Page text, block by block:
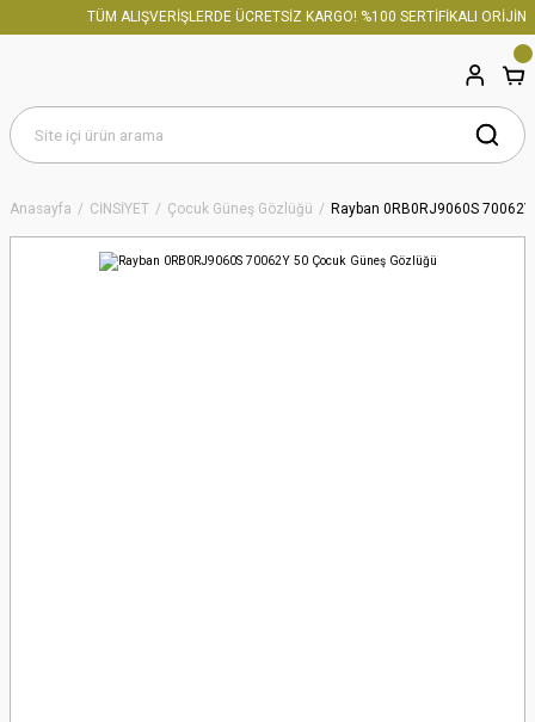
TÜM ALIŞVERİŞLERDE ÜCRETSİZ KARGO! %100 SERTİFİKALI ORİJİNAL
Anasayfa CİNSİYET Çocuk Güneş Gözlüğü Rayban 0RB0RJ9060S